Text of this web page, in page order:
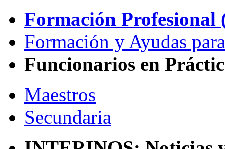
Formación Profesional
Formación y Ayudas
Funcionarios en
Maestros
Secundaria